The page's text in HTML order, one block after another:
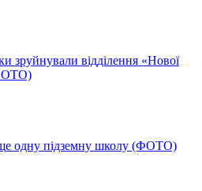
зруйнували відділення «Нової
одну підземну школу (ФОТО)